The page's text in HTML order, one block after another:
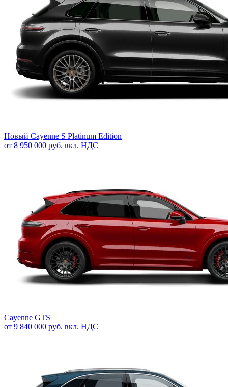
Новый Cayenne S Platinum Edition
от 8 950 000 руб. вкл. НДС
Cayenne GTS
от 9 840 000 руб. вкл. НДС